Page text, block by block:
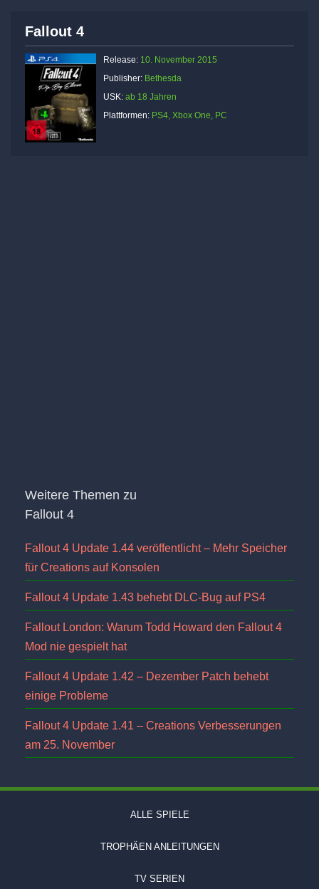
Fallout 4
Release: 10. November 2015
Publisher: Bethesda
USK: ab 18 Jahren
Plattformen: PS4, Xbox One, PC
Weitere Themen zu
Fallout 4
Fallout 4 Update 1.44 veröffentlicht – Mehr Speicher
für Creations auf Konsolen
Fallout 4 Update 1.43 behebt DLC-Bug auf PS4
Fallout London: Warum Todd Howard den Fallout 4
Mod nie gespielt hat
Fallout 4 Update 1.42 – Dezember Patch behebt
einige Probleme
Fallout 4 Update 1.41 – Creations Verbesserungen
am 25. November
ALLE SPIELE
TROPHÄEN ANLEITUNGEN
TV SERIEN